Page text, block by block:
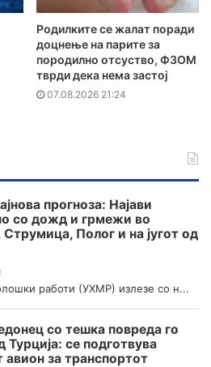
Родилките се жалат поради
доцнење на парите за
породилно отсуство, ФЗОМ
тврди дека нема застој
07.08.2026 21:24
прогноза: Најави
со дожд и грмежи во
Полог и на југот од
работи (УХМР) излезе со н...
со тешка повреда го
Турција: се подготвува
авион за транспортот